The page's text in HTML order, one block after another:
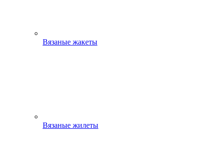
Вязаные жакеты
Вязаные жилеты